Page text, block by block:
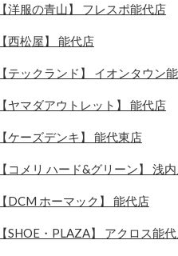
【洋服の青山】 フレスポ能代店
【西松屋】 能代店
【テックランド】 イオンタウン
【ヤマダアウトレット】 能代店
【ケーズデンキ】 能代東店
【コメリ ハード&グリーン】 浅
【DCM ホーマック】 能代店
【SHOE・PLAZA】 アクロス能